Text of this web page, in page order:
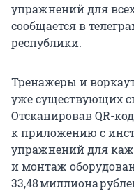
упражнений для
сообщается в
республики.
Тренажеры и
уже существующих
Отсканировав QR-
к приложению с
упражнений для
и монтаж
33,48 миллиона